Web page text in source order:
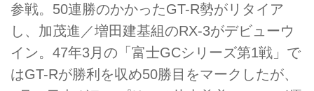
参戦。50連勝のかかったGT-R勢がリタイア
し、加茂進／増田建基組のRX-3がデビューウ
イン。47年3月の「富士GCシリーズ第1戦」で
はGT-Rが勝利を収め50勝目をマークしたが、